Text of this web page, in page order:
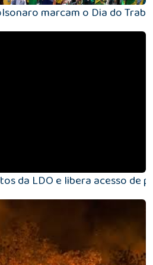
marcam o Dia do
da LDO e libera acesso de